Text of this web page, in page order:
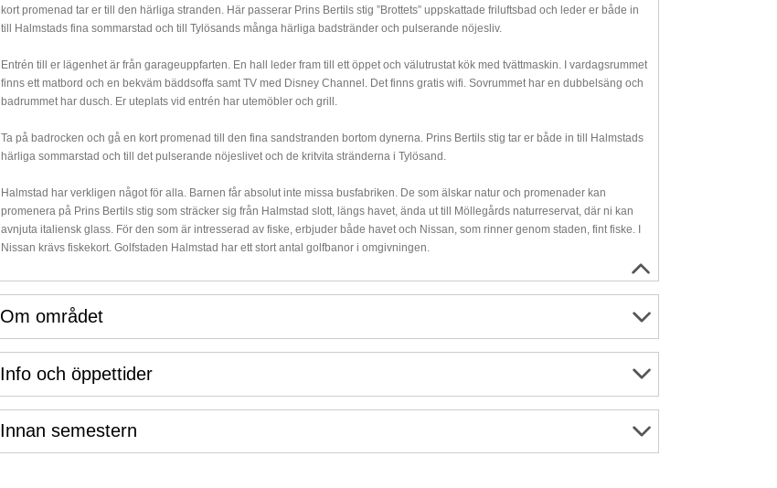
kort promenad tar er till den härliga stranden. Här passerar Prins Bertils stig ”Brottets” uppskattade friluftsbad och leder er både in
till Halmstads fina sommarstad och till Tylösands många härliga badstränder och pulserande nöjesliv.
Entrén till er lägenhet är från garageuppfarten. En hall leder fram till ett öppet och välutrustat kök med tvättmaskin. I vardagsrummet
finns ett matbord och en bekväm bäddsoffa samt TV med Disney Channel. Det finns gratis wifi. Sovrummet har en dubbelsäng och
badrummet har dusch. Er uteplats vid entrén har utemöbler och grill.
Ta på badrocken och gå en kort promenad till den fina sandstranden bortom dynerna. Prins Bertils stig tar er både in till Halmstads
härliga sommarstad och till det pulserande nöjeslivet och de kritvita stränderna i Tylösand.
Halmstad har verkligen något för alla. Barnen får absolut inte missa busfabriken. De som älskar natur och promenader kan
promenera på Prins Bertils stig som sträcker sig från Halmstad slott, längs havet, ända ut till Möllegårds naturreservat, där ni kan
avnjuta italiensk glass. För den som är intresserad av fiske, erbjuder både havet och Nissan, som rinner genom staden, fint fiske. I
Nissan krävs fiskekort. Golfstaden Halmstad har ett stort antal golfbanor i omgivningen.
Om området
Info och öppettider
Innan semestern